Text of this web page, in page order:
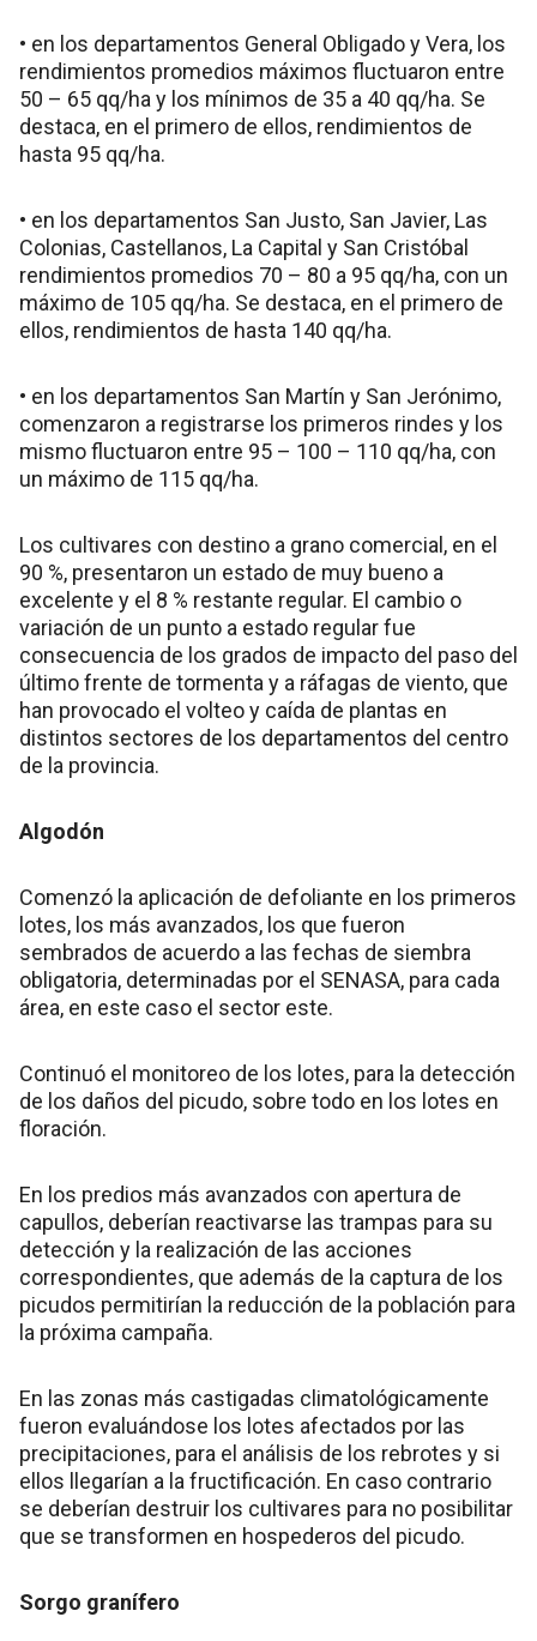
• en los departamentos General Obligado y Vera, los
rendimientos promedios máximos fluctuaron entre
50 – 65 qq/ha y los mínimos de 35 a 40 qq/ha. Se
destaca, en el primero de ellos, rendimientos de
hasta 95 qq/ha.
• en los departamentos San Justo, San Javier, Las
Colonias, Castellanos, La Capital y San Cristóbal
rendimientos promedios 70 – 80 a 95 qq/ha, con un
máximo de 105 qq/ha. Se destaca, en el primero de
ellos, rendimientos de hasta 140 qq/ha.
• en los departamentos San Martín y San Jerónimo,
comenzaron a registrarse los primeros rindes y los
mismo fluctuaron entre 95 – 100 – 110 qq/ha, con
un máximo de 115 qq/ha.
Los cultivares con destino a grano comercial, en el
90 %, presentaron un estado de muy bueno a
excelente y el 8 % restante regular. El cambio o
variación de un punto a estado regular fue
consecuencia de los grados de impacto del paso del
último frente de tormenta y a ráfagas de viento, que
han provocado el volteo y caída de plantas en
distintos sectores de los departamentos del centro
de la provincia.
Algodón
Comenzó la aplicación de defoliante en los primeros
lotes, los más avanzados, los que fueron
sembrados de acuerdo a las fechas de siembra
obligatoria, determinadas por el SENASA, para cada
área, en este caso el sector este.
Continuó el monitoreo de los lotes, para la detección
de los daños del picudo, sobre todo en los lotes en
floración.
En los predios más avanzados con apertura de
capullos, deberían reactivarse las trampas para su
detección y la realización de las acciones
correspondientes, que además de la captura de los
picudos permitirían la reducción de la población para
la próxima campaña.
En las zonas más castigadas climatológicamente
fueron evaluándose los lotes afectados por las
precipitaciones, para el análisis de los rebrotes y si
ellos llegarían a la fructificación. En caso contrario
se deberían destruir los cultivares para no posibilitar
que se transformen en hospederos del picudo.
Sorgo granífero